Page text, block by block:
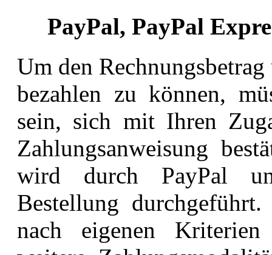
PayPal, PayPal
Um den
bezahlen zu können,
sein, sich mit Ihren
Zahlungsanweisung
wird durch PayPal
Bestellung
nach eigenen Kriterien